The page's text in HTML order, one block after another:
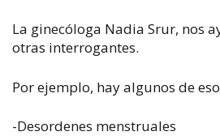
La ginecóloga Nadia Srur, nos
otras interrogantes.
Por ejemplo, hay algunos de
-Desordenes menstruales